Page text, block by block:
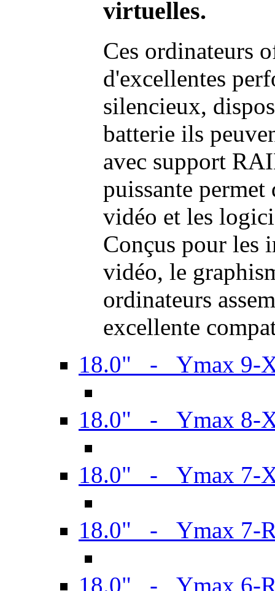
virtuelles.
Ces ordinateurs
d'excellentes
silencieux,
batterie ils
avec support
puissante permet
vidéo et les
Conçus pour les
vidéo, le
ordinateurs
excellente
18.0" - Ymax 9-
18.0" - Ymax 8-
18.0" - Ymax 7-
18.0" - Ymax 7-
18.0" - Ymax 6-